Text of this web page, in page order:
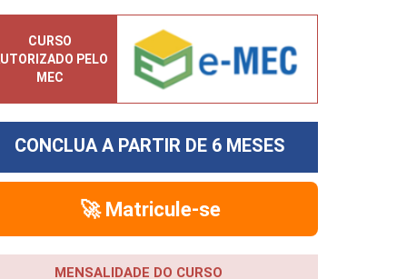
CURSO
PELO
MEC
CONCLUA A PARTIR DE 6 MESES
🚀 Matricule-se
MENSALIDADE DO CURSO